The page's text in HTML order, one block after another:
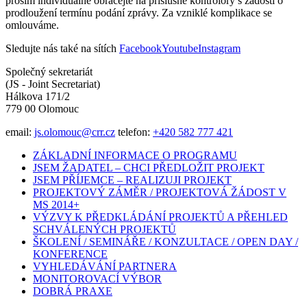
prodloužení termínu podání zprávy. Za vzniklé komplikace se
omlouváme.
Sledujte nás také na sítích FacebookYoutubeInstagram
Společný sekretariát
(JS - Joint Secretariat)
Hálkova 171/2
779 00 Olomouc
email: js.olomouc@crr.cz telefon: +420 582 777 421
ZÁKLADNÍ INFORMACE O PROGRAMU
JSEM ŽADATEL – CHCI PŘEDLOŽIT PROJEKT
JSEM PŘÍJEMCE – REALIZUJI PROJEKT
PROJEKTOVÝ ZÁMĚR / PROJEKTOVÁ ŽÁDOST V
MS 2014+
VÝZVY K PŘEDKLÁDÁNÍ PROJEKTŮ A PŘEHLED
SCHVÁLENÝCH PROJEKTŮ
ŠKOLENÍ / SEMINÁŘE / KONZULTACE / OPEN DAY /
KONFERENCE
VYHLEDÁVÁNÍ PARTNERA
MONITOROVACÍ VÝBOR
DOBRÁ PRAXE